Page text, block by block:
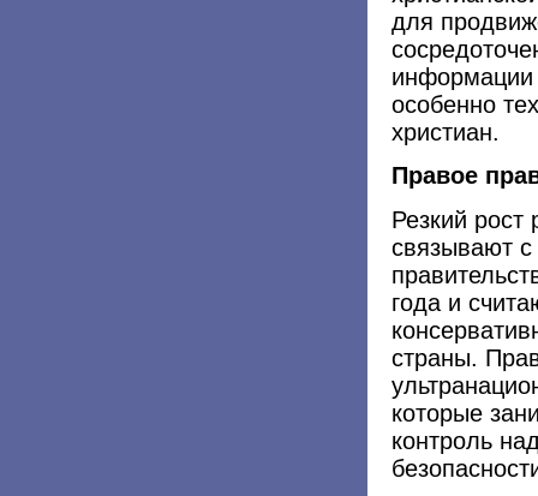
для
информации
особенно
христиан.
Правое
Резкий рост
связывают
года и
страны.
которые
контроль